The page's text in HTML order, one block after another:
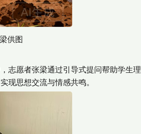
供图
愿者张梁通过引导式提问帮助学生理
现思想交流与情感共鸣。